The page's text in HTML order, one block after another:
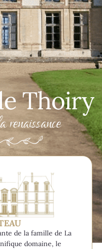
Thoiry
de la famille de La
domaine, le